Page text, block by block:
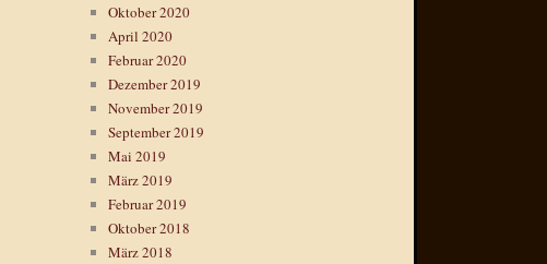
Oktober 2020
April 2020
Februar 2020
Dezember 2019
November 2019
September 2019
Mai 2019
März 2019
Februar 2019
Oktober 2018
März 2018